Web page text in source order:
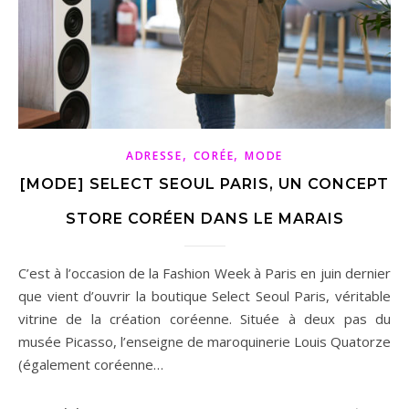
ADRESSE, CORÉE,MODE
[MODE] SELECT SEOUL PARIS, UN CONCEPT
STORE CORÉEN DANS LE MARAIS
C’est à l’occasion de la Fashion Week à Paris en juin dernier
que vient d’ouvrir la boutique Select Seoul Paris, véritable
vitrine de la création coréenne. Située à deux pas du
musée Picasso, l’enseigne de maroquinerie Louis Quatorze
(également coréenne…